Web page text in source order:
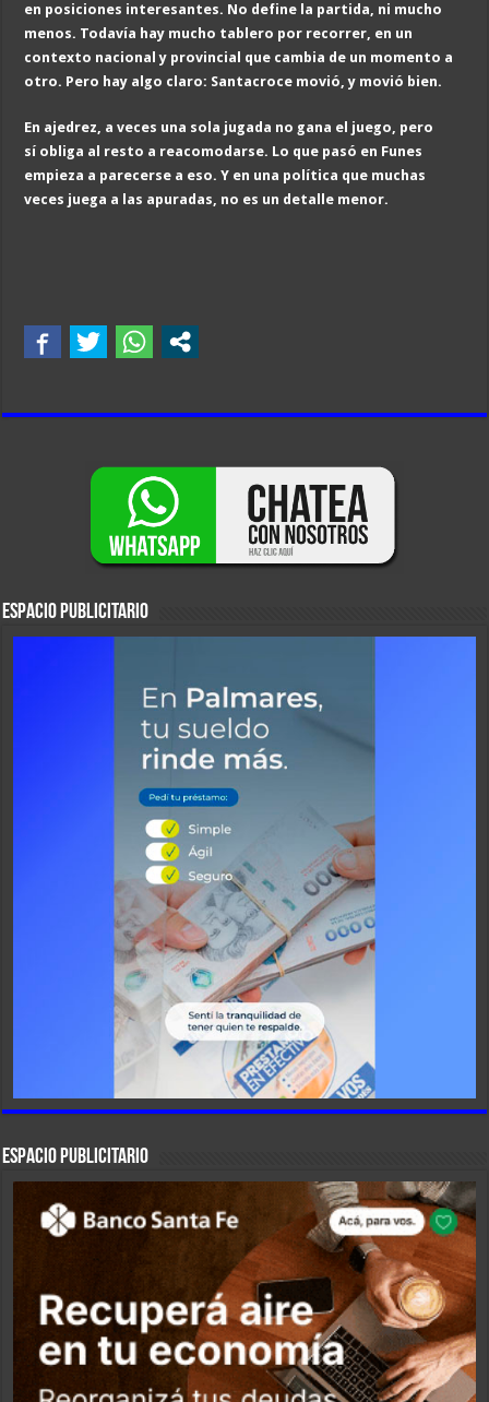
en posiciones interesantes. No define la partida, ni mucho
menos. Todavía hay mucho tablero por recorrer, en un
contexto nacional y provincial que cambia de un momento a
otro. Pero hay algo claro: Santacroce movió, y movió bien.
En ajedrez, a veces una sola jugada no gana el juego, pero
sí obliga al resto a reacomodarse. Lo que pasó en Funes
empieza a parecerse a eso. Y en una política que muchas
veces juega a las apuradas, no es un detalle menor.
ESPACIO PUBLICITARIO
ESPACIO PUBLICITARIO